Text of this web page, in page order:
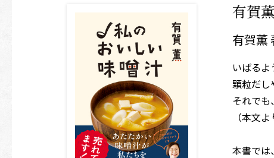
有賀
有賀薫
いばるよ
顆粒だし
それでも
（本文よ
本書では